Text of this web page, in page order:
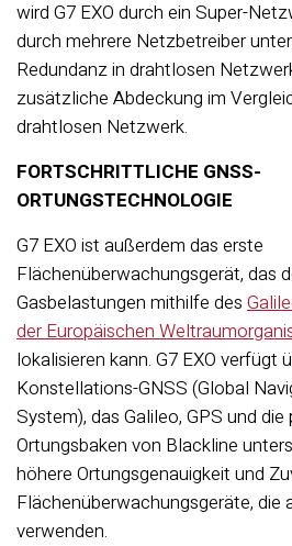
wird G7 EXO durch ein Super-
durch mehrere Netzbetreiber
Redundanz in drahtlosen
zusätzliche Abdeckung im
drahtlosen Netzwerk.
FORTSCHRITTLICHE GNSS-
ORTUNGSTECHNOLOGIE
G7 EXO ist außerdem das erste
Flächenüberwachungsgerät, das
Gasbelastungen mithilfe des
der Europäischen
lokalisieren kann. G7 EXO verfügt
Konstellations-GNSS (Global
System), das Galileo, GPS und
Ortungsbaken von Blackline
höhere Ortungsgenauigkeit und
Flächenüberwachungsgeräte, die
verwenden.